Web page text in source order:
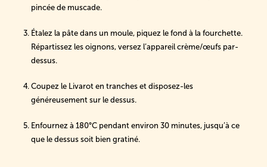
pincée de muscade.
Étalez la pâte dans un moule, piquez le fond à la fourchette.
Répartissez les oignons, versez l’appareil crème/œufs par-
dessus.
Coupez le Livarot en tranches et disposez-les
généreusement sur le dessus.
Enfournez à 180°C pendant environ 30 minutes, jusqu’à ce
que le dessus soit bien gratiné.